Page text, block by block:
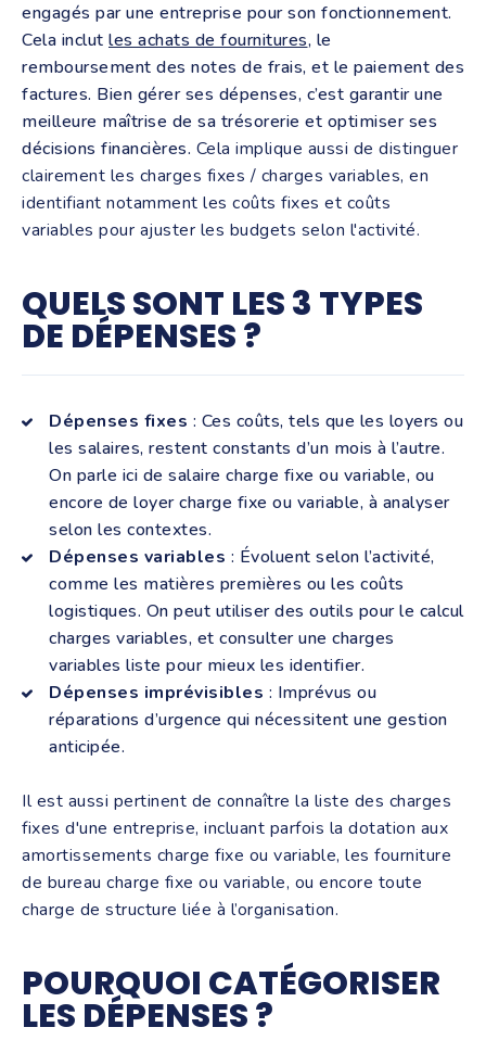
engagés par une entreprise pour son fonctionnement.
Cela inclut les achats de fournitures, le
remboursement des notes de frais, et le paiement des
factures. Bien gérer ses dépenses, c’est garantir une
meilleure maîtrise de sa trésorerie et optimiser ses
décisions financières. Cela implique aussi de distinguer
clairement les charges fixes / charges variables, en
identifiant notamment les coûts fixes et coûts
variables pour ajuster les budgets selon l'activité.
QUELS SONT LES 3 TYPES
DE DÉPENSES ?
Dépenses fixes : Ces coûts, tels que les loyers ou
les salaires, restent constants d’un mois à l’autre.
On parle ici de salaire charge fixe ou variable, ou
encore de loyer charge fixe ou variable, à analyser
selon les contextes.
Dépenses variables : Évoluent selon l’activité,
comme les matières premières ou les coûts
logistiques. On peut utiliser des outils pour le calcul
charges variables, et consulter une charges
variables liste pour mieux les identifier.
Dépenses imprévisibles : Imprévus ou
réparations d’urgence qui nécessitent une gestion
anticipée.
Il est aussi pertinent de connaître la liste des charges
fixes d'une entreprise, incluant parfois la dotation aux
amortissements charge fixe ou variable, les fourniture
de bureau charge fixe ou variable, ou encore toute
charge de structure liée à l’organisation.
POURQUOI CATÉGORISER
LES DÉPENSES ?